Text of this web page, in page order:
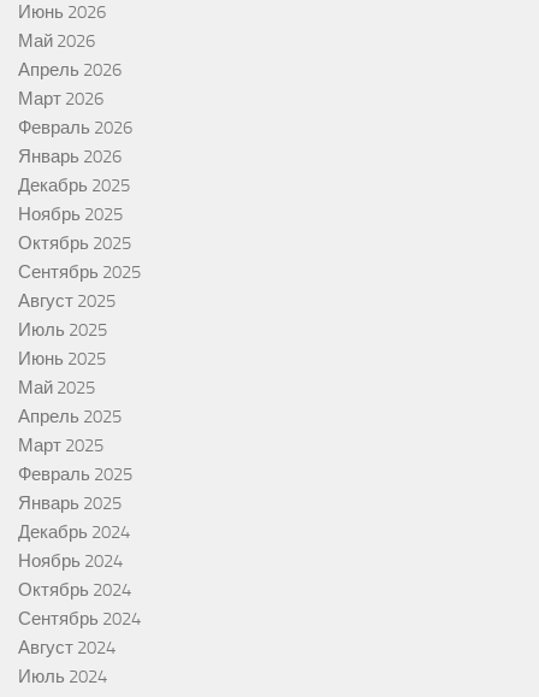
Июнь 2026
Май 2026
Апрель 2026
Март 2026
Февраль 2026
Январь 2026
Декабрь 2025
Ноябрь 2025
Октябрь 2025
Сентябрь 2025
Август 2025
Июль 2025
Июнь 2025
Май 2025
Апрель 2025
Март 2025
Февраль 2025
Январь 2025
Декабрь 2024
Ноябрь 2024
Октябрь 2024
Сентябрь 2024
Август 2024
Июль 2024